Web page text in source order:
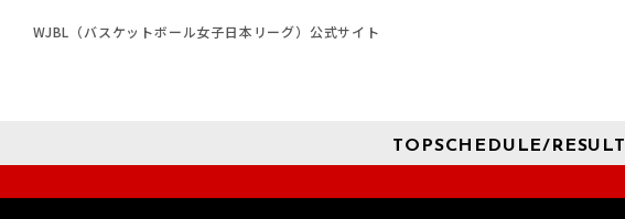
WJBL（バスケットボール女子日本リーグ）公式サイト
TOPSCHEDULE/RESULT